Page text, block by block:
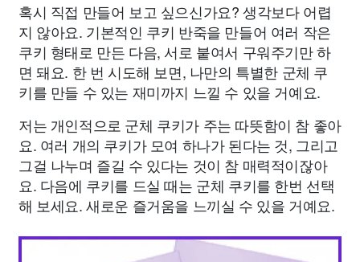
혹시 직접 만들어 보고 싶으신가요? 생각보다 어렵
지 않아요. 기본적인 쿠키 반죽을 만들어 여러 작은
쿠키 형태로 만든 다음, 서로 붙여서 구워주기만 하
면 돼요. 한 번 시도해 보면, 나만의 특별한 군체 쿠
키를 만들 수 있는 재미까지 느낄 수 있을 거예요.
저는 개인적으로 군체 쿠키가 주는 따뜻함이 참 좋아
요. 여러 개의 쿠키가 모여 하나가 된다는 것, 그리고
그걸 나누며 즐길 수 있다는 것이 참 매력적이잖아
요. 다음에 쿠키를 드실 때는 군체 쿠키를 한번 선택
해 보세요. 새로운 즐거움을 느끼실 수 있을 거예요.